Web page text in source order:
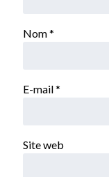
Nom*
E-mail*
Site web